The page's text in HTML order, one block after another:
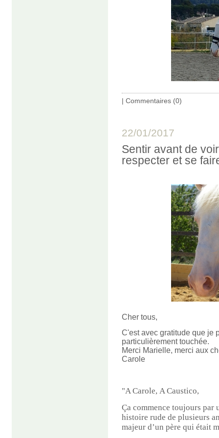
| Commentaires (0)
22/01/2017
Sentir avant de
respecter et se
Cher tous,
C'est avec gratitude que je
particulièrement touchée.
Merci Marielle, merci aux
Carole
"A Carole, A Caustico,
Ça commence toujours
histoire rude de plusieurs
majeur d’un père qui était